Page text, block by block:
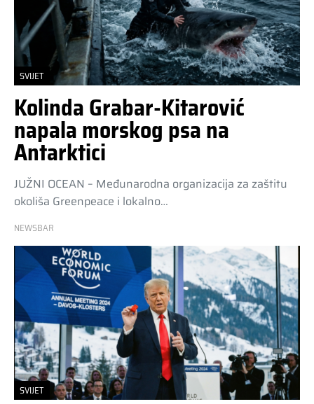
SVIJET
Kolinda Grabar-Kitarović
napala morskog psa na
Antarktici
JUŽNI OCEAN – Međunarodna organizacija za zaštitu
okoliša Greenpeace i lokalno…
NEWSBAR
SVIJET